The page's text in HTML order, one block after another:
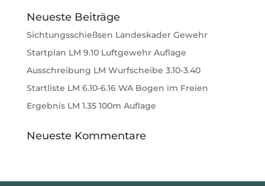
Neueste Beiträge
Sichtungsschießsen Landeskader Gewehr
Startplan LM 9.10 Luftgewehr Auflage
Ausschreibung LM Wurfscheibe 3.10-3.40
Startliste LM 6.10-6.16 WA Bogen im Freien
Ergebnis LM 1.35 100m Auflage
Neueste Kommentare